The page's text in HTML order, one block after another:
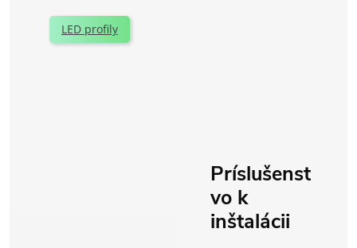
LED profily
Príslušenst
vo k
inštalácii